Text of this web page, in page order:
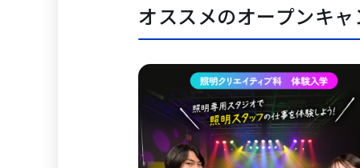
オススメのオープンキ